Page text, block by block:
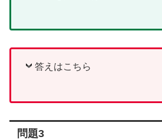
答えはこちら
問題3